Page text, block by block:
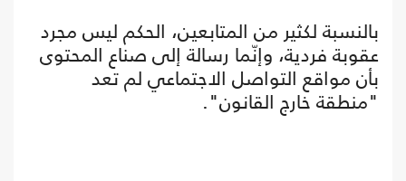
بالنسبة لكثير من المتابعين، الحكم ليس مجرد
عقوبة فردية، وإنّما رسالة إلى صناع المحتوى
بأن مواقع التواصل الاجتماعي لم تعد
"منطقة خارج القانون".